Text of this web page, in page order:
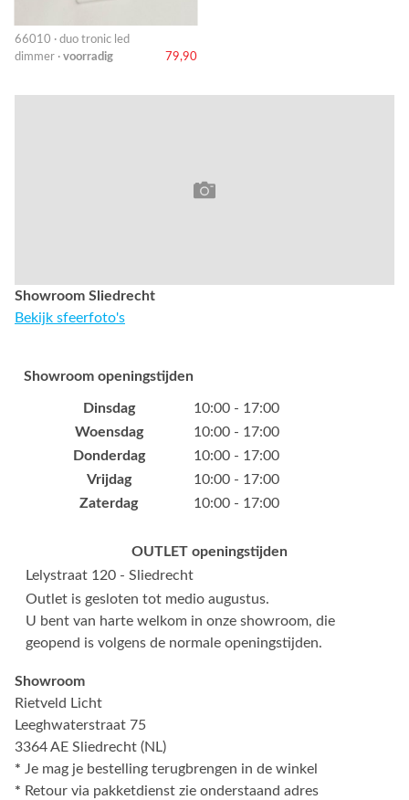
66010 · duo tronic led
dimmer · voorradig 79,90
Showroom Sliedrecht
Bekijk sfeerfoto's
Showroom openingstijden
Dinsdag
10:00 - 17:00
Woensdag
10:00 - 17:00
Donderdag
10:00 - 17:00
Vrijdag
10:00 - 17:00
Zaterdag
10:00 - 17:00
OUTLET openingstijden
Lelystraat 120 - Sliedrecht
Outlet is gesloten tot medio augustus.
U bent van harte welkom in onze showroom, die
geopend is volgens de normale openingstijden.
Showroom
Rietveld Licht
Leeghwaterstraat 75
3364 AE Sliedrecht (NL)
* Je mag je bestelling terugbrengen in de winkel
* Retour via pakketdienst zie onderstaand adres